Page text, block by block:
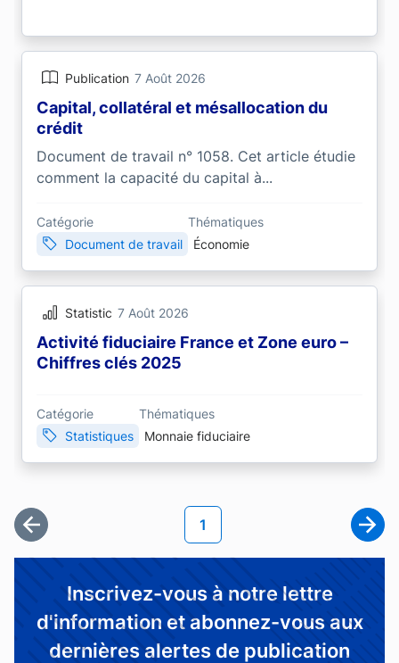
Publication 7 Août 2026
Capital, collatéral et mésallocation du
crédit
Document de travail n° 1058. Cet article étudie
comment la capacité du capital à...
Catégorie
Document de travail
Thématiques
Économie
Statistic 7 Août 2026
Activité fiduciaire France et Zone euro –
Chiffres clés 2025
Catégorie
Statistiques
Thématiques
Monnaie fiduciaire
Première page
Page courante
1
Inscrivez-vous à notre lettre
d'information et abonnez-vous aux
dernières alertes de publication